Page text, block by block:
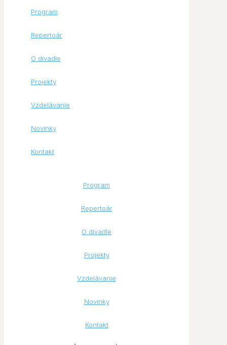
Program
Repertoár
O divadle
Projekty
Vzdelávanie
Novinky
Kontakt
Program
Repertoár
O divadle
Projekty
Vzdelávanie
Novinky
Kontakt